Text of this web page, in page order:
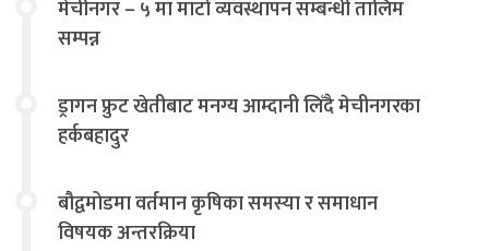
मेचीनगर – ५ मा माटो व्यवस्थापन सम्बन्धी तालिम
सम्पन्न
ड्रागन फ्रुट खेतीबाट मनग्य आम्दानी लिँदै मेचीनगरका
हर्कबहादुर
बौद्वमोडमा वर्तमान कृषिका समस्या र समाधान
विषयक अन्तरक्रिया